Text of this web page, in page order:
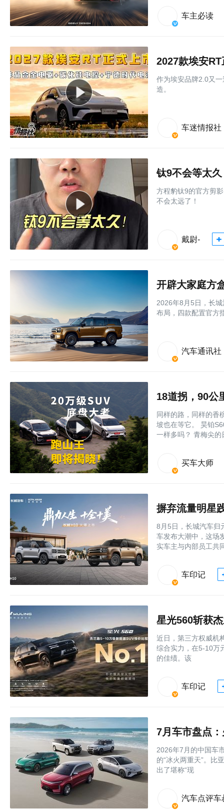
车主必读
作为埃安品牌2.0又
造。
车迷情报社
钛9不会等太
方程豹钛9的官方剪
不会太远了！
戴尉-
开辟大家庭方
2026年8月5日，长
布局，四款配置官方
汽车通讯社
18道拐，90公
同样的路，同样的香
坡也在等它。 昊铂
一样多吗？ 青梅尖
买车大师
摒弃流量明星
8月5日，长城汽车归
车发布大潮中，这场
实车主与内部员工共
车印记
星光560斩获
近日，第三方权威机
综合实力，在5-10万
的佳绩。该
车印记
7月车市盘点
2026年7月的中国车
的“冰火两重天”。比
出了堪称“现
汽车点评车